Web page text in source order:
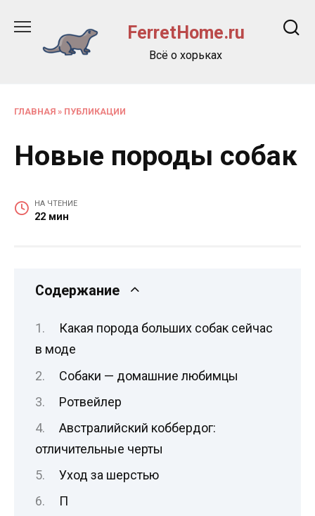
содержанию
FerretHome.ru
Всё о хорьках
ГЛАВНАЯ » ПУБЛИКАЦИИ
Новые породы собак
НА ЧТЕНИЕ
22 мин
Содержание
Какая порода больших собак сейчас
в моде
Собаки — домашние любимцы
Ротвейлер
Австралийский коббердог:
отличительные черты
Уход за шерстью
П